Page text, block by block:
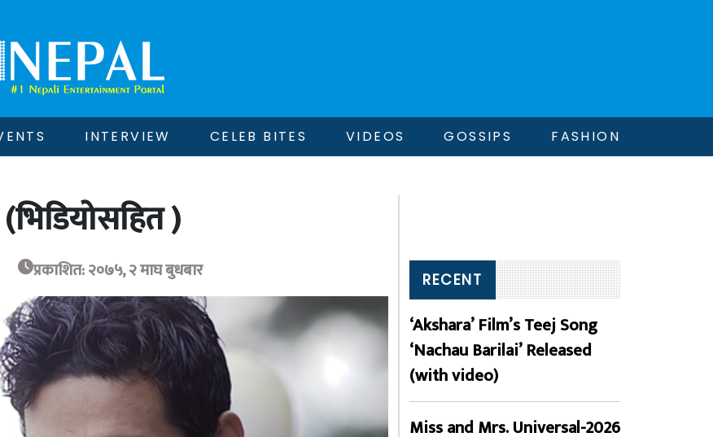
INTERVIEW CELEB BITES VIDEOS GOSSIPS FASHION
)
प्रकाशित: २०७५, २ माघ बुधबार RECENT
‘Akshara’ Film’s Teej Song
‘Nachau Barilai’ Released
(with video)
Miss and Mrs. Universal-2026